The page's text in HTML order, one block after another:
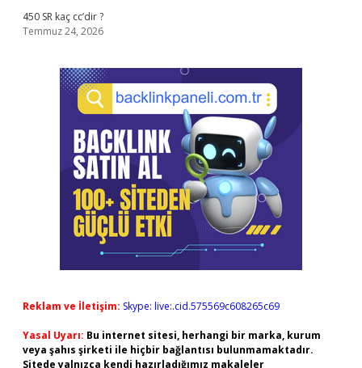
450 SR kaç cc’dir ?
Temmuz 24, 2026
Reklam ve İletişim: Skype: live:.cid.575569c608265c69
Yasal Uyarı: Bu internet sitesi, herhangi bir marka, kurum
veya şahıs şirketi ile hiçbir bağlantısı bulunmamaktadır.
Sitede yalnızca kendi hazırladığımız makaleler